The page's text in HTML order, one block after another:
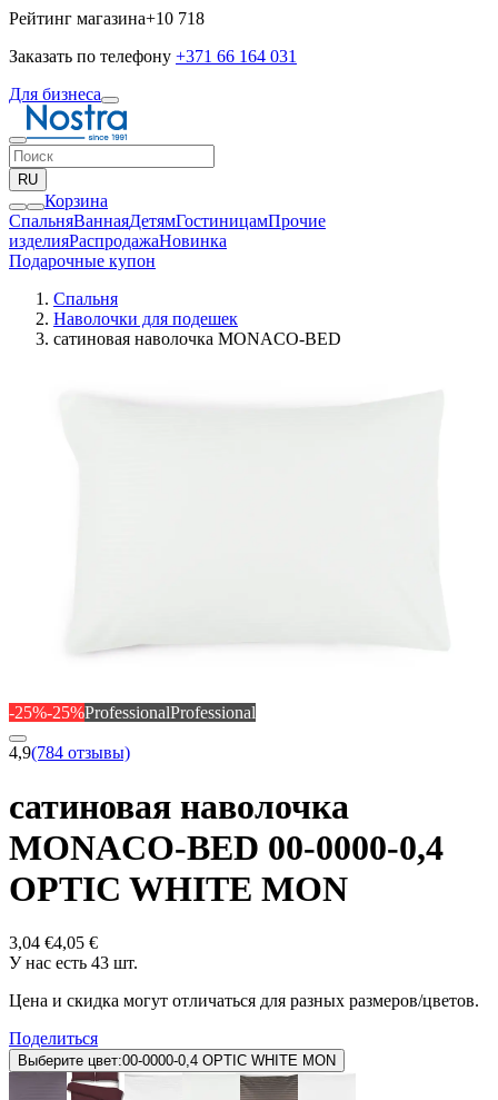
Рейтинг магазина+10 718
Заказать по телефону +371 66 164 031
Для бизнеса
RU
Корзина
СпальняВаннаяДетямГостиницамПрочие
изделияPаспродажаНовинка
Подарочные купон
Спальня
Наволочки для подешек
сатиновая наволочка MONACO-BED
-25%-25%ProfessionalProfessional
4,9(784 отзывы)
сатиновая наволочка
MONACO-BED 00-0000-0,4
OPTIC WHITE MON
3,04 €4,05 €
У нас есть 43 шт.
Цена и скидка могут отличаться для разных размеров/цветов.
Поделиться
Выберите цвет:00-0000-0,4 OPTIC WHITE MON